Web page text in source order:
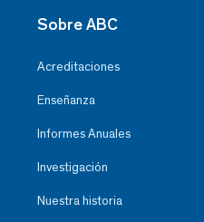
Sobre ABC
Acreditaciones
Enseñanza
Informes Anuales
Investigación
Nuestra historia